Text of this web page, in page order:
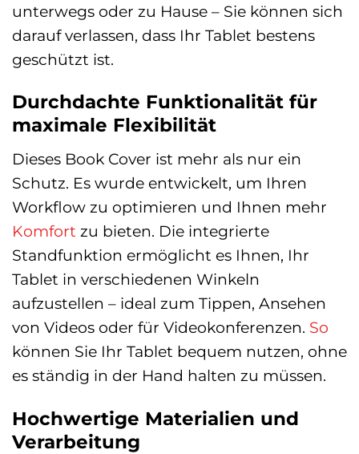
unterwegs oder zu Hause – Sie können sich
darauf verlassen, dass Ihr Tablet bestens
geschützt ist.
Durchdachte Funktionalität für
maximale Flexibilität
Dieses Book Cover ist mehr als nur ein
Schutz. Es wurde entwickelt, um Ihren
Workflow zu optimieren und Ihnen mehr
Komfort zu bieten. Die integrierte
Standfunktion ermöglicht es Ihnen, Ihr
Tablet in verschiedenen Winkeln
aufzustellen – ideal zum Tippen, Ansehen
von Videos oder für Videokonferenzen. So
können Sie Ihr Tablet bequem nutzen, ohne
es ständig in der Hand halten zu müssen.
Hochwertige Materialien und
Verarbeitung